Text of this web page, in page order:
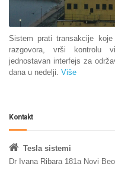
Sistem prati transakcije
razgovora, vrši kontrolu
jednostavan interfejs za
dana u nedelji. Više
Kontakt
Tesla sistemi
Dr Ivana Ribara 181a Novi